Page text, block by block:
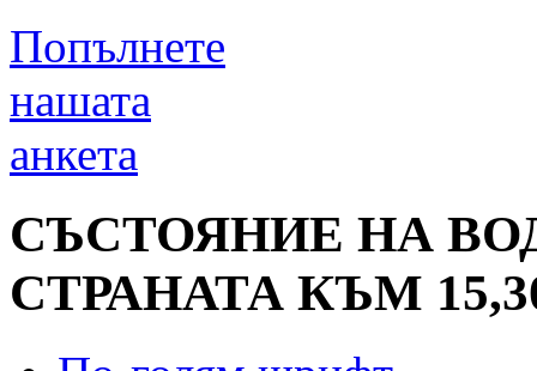
Попълнете
нашата
анкета
СЪСТОЯНИЕ НА
СТРАНАТА КЪМ